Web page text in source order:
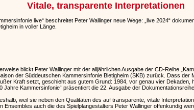
Vitale, transparente Interpretationen
live“ beschreitet Peter Wallinger neue Wege: „live 2024“
in voller Länge.
blickt Peter Wallinger mit der alljährlichen Ausgabe der CD-Reihe
der Süddeutschen Kammersinfonie Bietigheim (SKB) zurück. Dass der
Kraft setzt, geschieht aus gutem Grund: 1984, vor genau vier Dekaden,
Jahre Kammersinfonie“ präsentiert die 22. Ausgabe der
weil sie neben den Qualitäten des auf transparente, vitale
Ensembles auch die des Spielplangestalters Peter Wallinger offenkundig